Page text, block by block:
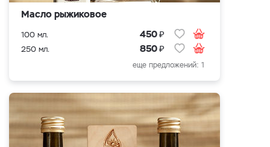
Масло рыжиковое
100 мл. 450₽
250 мл. 850₽
еще предложений: 1